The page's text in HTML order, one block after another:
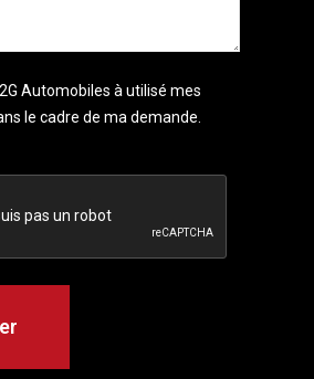
Automobiles à utilisé mes
le cadre de ma demande.